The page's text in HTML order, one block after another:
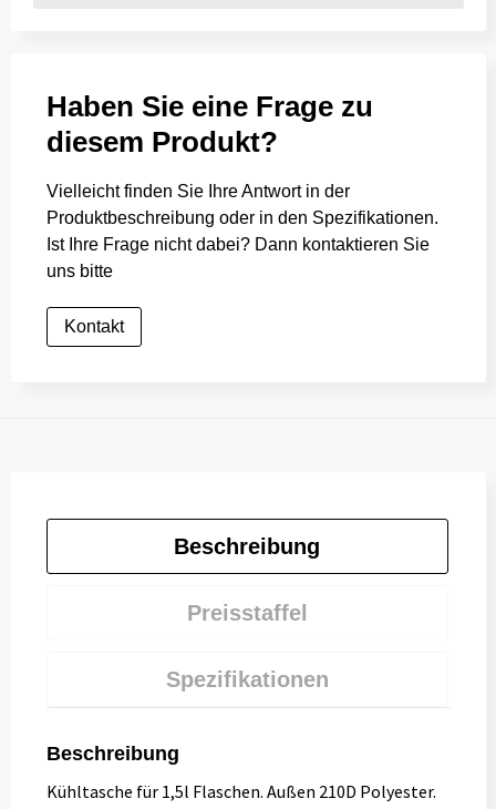
Haben Sie eine Frage zu
diesem Produkt?
Vielleicht finden Sie Ihre Antwort in der
Produktbeschreibung oder in den Spezifikationen.
Ist Ihre Frage nicht dabei? Dann kontaktieren Sie
uns bitte
Kontakt
Beschreibung
Preisstaffel
Spezifikationen
Beschreibung
Kühltasche für 1,5l Flaschen. Außen 210D Polyester.